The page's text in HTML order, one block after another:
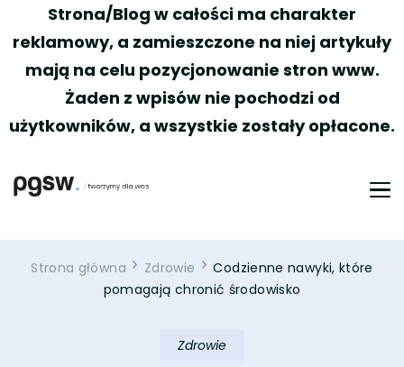
Strona/Blog w całości ma charakter
reklamowy, a zamieszczone na niej artykuły
mają na celu pozycjonowanie stron www.
Żaden z wpisów nie pochodzi od
użytkowników, a wszystkie zostały opłacone.
Strona główna Zdrowie
Codzienne nawyki, które
pomagają chronić środowisko
Zdrowie